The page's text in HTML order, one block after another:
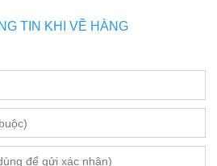
TIN KHI VỀ HÀNG